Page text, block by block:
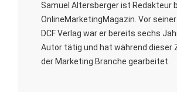
Samuel Altersberger ist Redakteur
OnlineMarketingMagazin. Vor
DCF Verlag war er bereits sechs
Autor tätig und hat während dieser
der Marketing Branche gearbeitet.